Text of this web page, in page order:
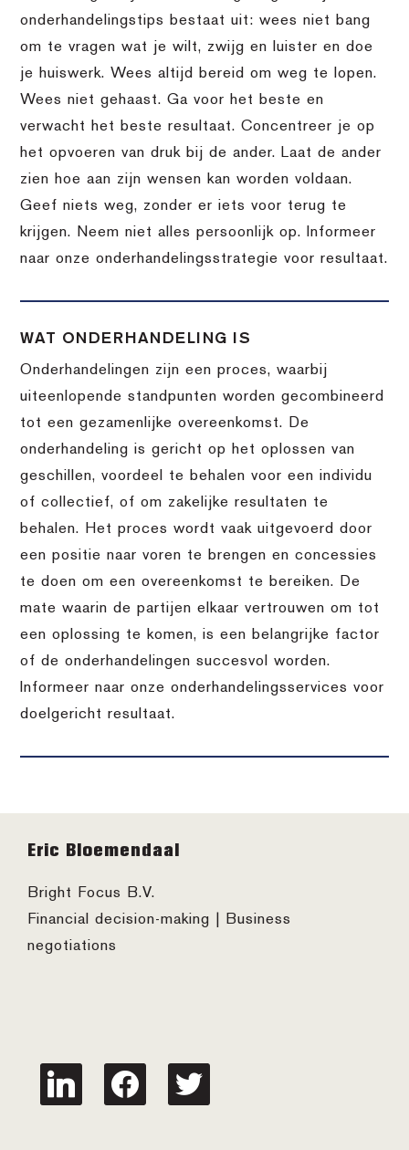
onderhandelingstips bestaat uit: wees niet bang
om te vragen wat je wilt, zwijg en luister en doe
je huiswerk. Wees altijd bereid om weg te lopen.
Wees niet gehaast. Ga voor het beste en
verwacht het beste resultaat. Concentreer je op
het opvoeren van druk bij de ander. Laat de ander
zien hoe aan zijn wensen kan worden voldaan.
Geef niets weg, zonder er iets voor terug te
krijgen. Neem niet alles persoonlijk op. Informeer
naar onze onderhandelingsstrategie voor resultaat.
WAT ONDERHANDELING IS
Onderhandelingen zijn een proces, waarbij
uiteenlopende standpunten worden gecombineerd
tot een gezamenlijke overeenkomst. De
onderhandeling is gericht op het oplossen van
geschillen, voordeel te behalen voor een individu
of collectief, of om zakelijke resultaten te
behalen. Het proces wordt vaak uitgevoerd door
een positie naar voren te brengen en concessies
te doen om een overeenkomst te bereiken. De
mate waarin de partijen elkaar vertrouwen om tot
een oplossing te komen, is een belangrijke factor
of de onderhandelingen succesvol worden.
Informeer naar onze onderhandelingsservices voor
doelgericht resultaat.
Footer
Eric Bloemendaal
Bright Focus B.V.
Financial decision-making | Business
negotiations
linkedin facebook twitter